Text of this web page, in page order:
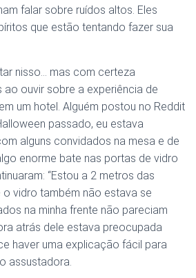
falar sobre ruídos altos. Eles
que estão tentando fazer sua
nisso… mas com certeza
ouvir sobre a experiência de
um hotel. Alguém postou no Reddit
passado, eu estava
alguns convidados na mesa e de
enorme bate nas portas de vidro
“Estou a 2 metros das
o vidro também não estava se
na minha frente não pareciam
atrás dele estava preocupada
haver uma explicação fácil para
assustadora.